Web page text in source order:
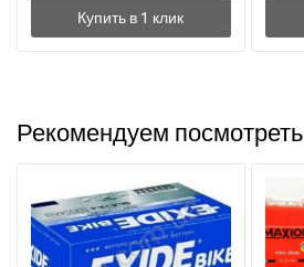
Рекомендуем посмотреть